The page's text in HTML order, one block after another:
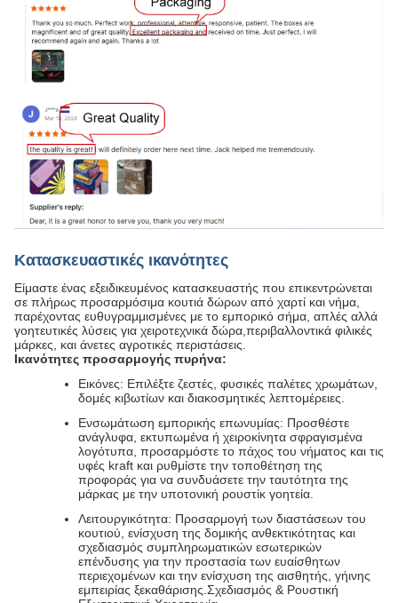
Κατασκευαστικές ικανότητες
Είμαστε ένας εξειδικευμένος κατασκευαστής που επικεντρώνεται
σε πλήρως προσαρμόσιμα κουτιά δώρων από χαρτί και νήμα,
παρέχοντας ευθυγραμμισμένες με το εμπορικό σήμα, απλές αλλά
γοητευτικές λύσεις για χειροτεχνικά δώρα,περιβαλλοντικά φιλικές
μάρκες, και άνετες αγροτικές περιστάσεις.
Ικανότητες προσαρμογής πυρήνα:
Εικόνες: Επιλέξτε ζεστές, φυσικές παλέτες χρωμάτων,
δομές κιβωτίων και διακοσμητικές λεπτομέρειες.
Ενσωμάτωση εμπορικής επωνυμίας: Προσθέστε
ανάγλυφα, εκτυπωμένα ή χειροκίνητα σφραγισμένα
λογότυπα, προσαρμόστε το πάχος του νήματος και τις
υφές kraft και ρυθμίστε την τοποθέτηση της
προφοράς για να συνδυάσετε την ταυτότητα της
μάρκας με την υποτονική ρουστίκ γοητεία.
Λειτουργικότητα: Προσαρμογή των διαστάσεων του
κουτιού, ενίσχυση της δομικής ανθεκτικότητας και
σχεδιασμός συμπληρωματικών εσωτερικών
επένδυσης για την προστασία των ευαίσθητων
περιεχομένων και την ενίσχυση της αισθητής, γήινης
εμπειρίας ξεκαθάρισης.Σχεδιασμός & Ρουστική